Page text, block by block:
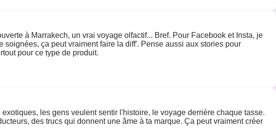
à Marrakech, un vrai voyage olfactif... Bref. Pour Facebook et Insta, je
ça peut vraiment faire la diff'. Pense aussi aux stories pour
pour ce type de produit.
les gens veulent sentir l'histoire, le voyage derrière chaque tasse.
des trucs qui donnent une âme à ta marque. Ça peut vraiment créer